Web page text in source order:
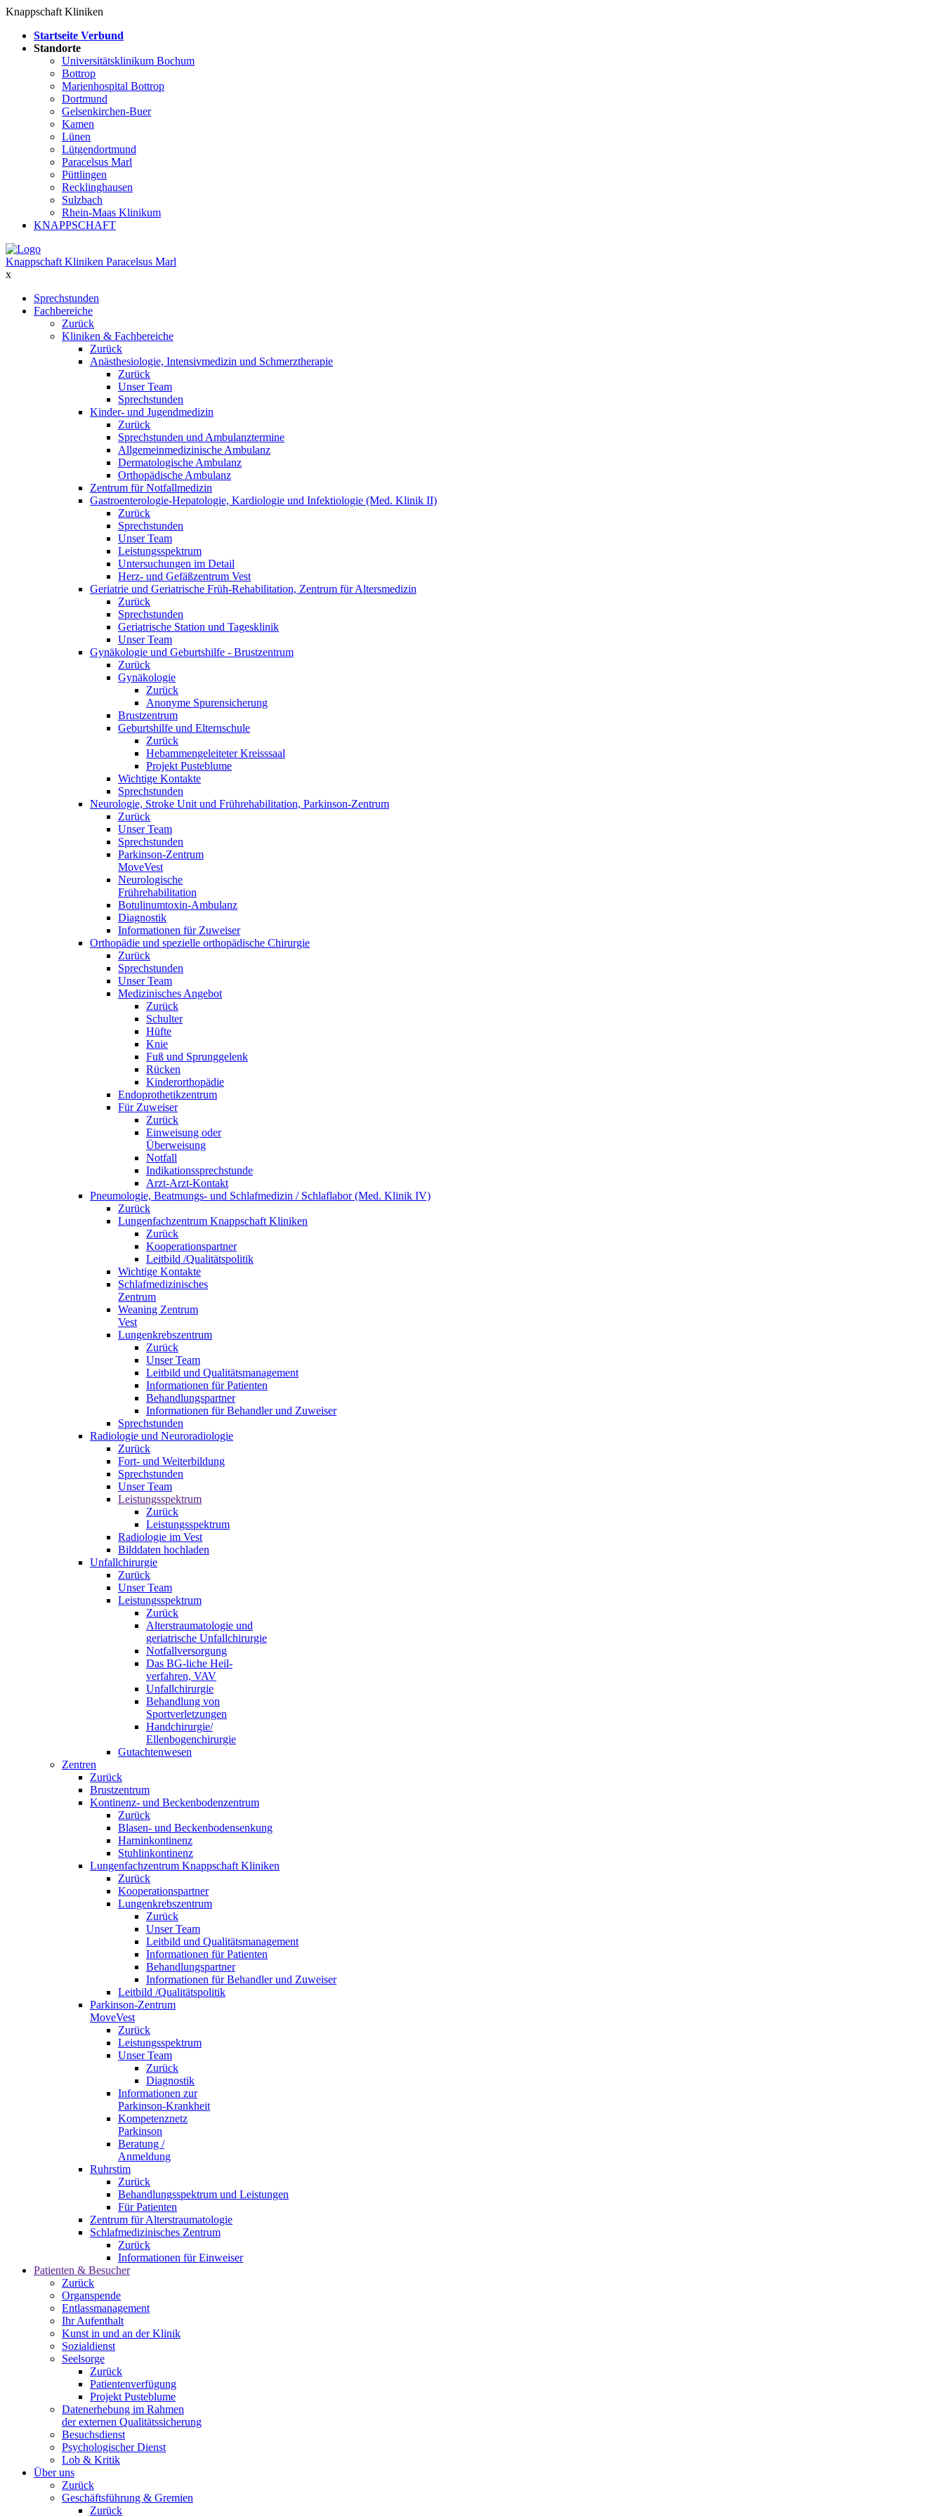
Knappschaft Kliniken
Startseite Verbund
Standorte
Universitätsklinikum Bochum
Bottrop
Marienhospital Bottrop
Dortmund
Gelsenkirchen-Buer
Kamen
Lünen
Lütgendortmund
Paracelsus Marl
Püttlingen
Recklinghausen
Sulzbach
Rhein-Maas Klinikum
KNAPPSCHAFT
Knappschaft Kliniken Paracelsus Marl
x
Sprechstunden
Fachbereiche
Zurück
Kliniken & Fachbereiche
Zurück
Anästhesiologie, Intensivmedizin und Schmerztherapie
Zurück
Unser Team
Sprechstunden
Kinder- und Jugendmedizin
Zurück
Sprechstunden und Ambulanztermine
Allgemeinmedizinische Ambulanz
Dermatologische Ambulanz
Orthopädische Ambulanz
Zentrum für Notfallmedizin
Gastroenterologie-Hepatologie, Kardiologie und Infektiologie (Med. Klinik II)
Zurück
Sprechstunden
Unser Team
Leistungsspektrum
Untersuchungen im Detail
Herz- und Gefäßzentrum Vest
Geriatrie und Geriatrische Früh-Rehabilitation, Zentrum für Altersmedizin
Zurück
Sprechstunden
Geriatrische Station und Tagesklinik
Unser Team
Gynäkologie und Geburtshilfe - Brustzentrum
Zurück
Gynäkologie
Zurück
Anonyme Spurensicherung
Brustzentrum
Geburtshilfe und Elternschule
Zurück
Hebammengeleiteter Kreisssaal
Projekt Pusteblume
Wichtige Kontakte
Sprechstunden
Neurologie, Stroke Unit und Frührehabilitation, Parkinson-Zentrum
Zurück
Unser Team
Sprechstunden
Parkinson-Zentrum
MoveVest
Neurologische
Frührehabilitation
Botulinumtoxin-Ambulanz
Diagnostik
Informationen für Zuweiser
Orthopädie und spezielle orthopädische Chirurgie
Zurück
Sprechstunden
Unser Team
Medizinisches Angebot
Zurück
Schulter
Hüfte
Knie
Fuß und Sprunggelenk
Rücken
Kinderorthopädie
Endoprothetikzentrum
Für Zuweiser
Zurück
Einweisung oder
Überweisung
Notfall
Indikationssprechstunde
Arzt-Arzt-Kontakt
Pneumologie, Beatmungs- und Schlafmedizin / Schlaflabor (Med. Klinik IV)
Zurück
Lungenfachzentrum Knappschaft Kliniken
Zurück
Kooperationspartner
Leitbild /Qualitätspolitik
Wichtige Kontakte
Schlafmedizinisches
Zentrum
Weaning Zentrum
Vest
Lungenkrebszentrum
Zurück
Unser Team
Leitbild und Qualitätsmanagement
Informationen für Patienten
Behandlungspartner
Informationen für Behandler und Zuweiser
Sprechstunden
Radiologie und Neuroradiologie
Zurück
Fort- und Weiterbildung
Sprechstunden
Unser Team
Leistungsspektrum
Zurück
Leistungsspektrum
Radiologie im Vest
Bilddaten hochladen
Unfallchirurgie
Zurück
Unser Team
Leistungsspektrum
Zurück
Alterstraumatologie und
geriatrische Unfallchirurgie
Notfallversorgung
Das BG-liche Heil-
verfahren, VAV
Unfallchirurgie
Behandlung von
Sportverletzungen
Handchirurgie/
Ellenbogenchirurgie
Gutachtenwesen
Zentren
Zurück
Brustzentrum
Kontinenz- und Beckenbodenzentrum
Zurück
Blasen- und Beckenbodensenkung
Harninkontinenz
Stuhlinkontinenz
Lungenfachzentrum Knappschaft Kliniken
Zurück
Kooperationspartner
Lungenkrebszentrum
Zurück
Unser Team
Leitbild und Qualitätsmanagement
Informationen für Patienten
Behandlungspartner
Informationen für Behandler und Zuweiser
Leitbild /Qualitätspolitik
Parkinson-Zentrum
MoveVest
Zurück
Leistungsspektrum
Unser Team
Zurück
Diagnostik
Informationen zur
Parkinson-Krankheit
Kompetenznetz
Parkinson
Beratung /
Anmeldung
Ruhrstim
Zurück
Behandlungsspektrum und Leistungen
Für Patienten
Zentrum für Alterstraumatologie
Schlafmedizinisches Zentrum
Zurück
Informationen für Einweiser
Patienten & Besucher
Zurück
Organspende
Entlassmanagement
Ihr Aufenthalt
Kunst in und an der Klinik
Sozialdienst
Seelsorge
Zurück
Patientenverfügung
Projekt Pusteblume
Datenerhebung im Rahmen
der externen Qualitätssicherung
Besuchsdienst
Psychologischer Dienst
Lob & Kritik
Über uns
Zurück
Geschäftsführung & Gremien
Zurück